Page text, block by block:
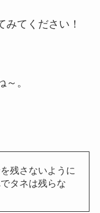
てください！
。
残さないように
タネは残らな